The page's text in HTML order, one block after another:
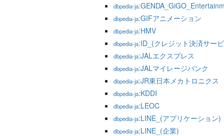
dbpedia-ja
dbpedia-ja:GIFアニメーション
dbpedia-ja:HMV
dbpedia-ja:ID_(クレジット決済サー
dbpedia-ja:JALエクスプレス
dbpedia-ja:JALマイレージバンク
dbpedia-ja:JR東日本メカトロニクス
dbpedia-ja:KDDI
dbpedia-ja:LEOC
dbpedia-ja:LINE_(アプリケーション)
dbpedia-ja:LINE_(企業)